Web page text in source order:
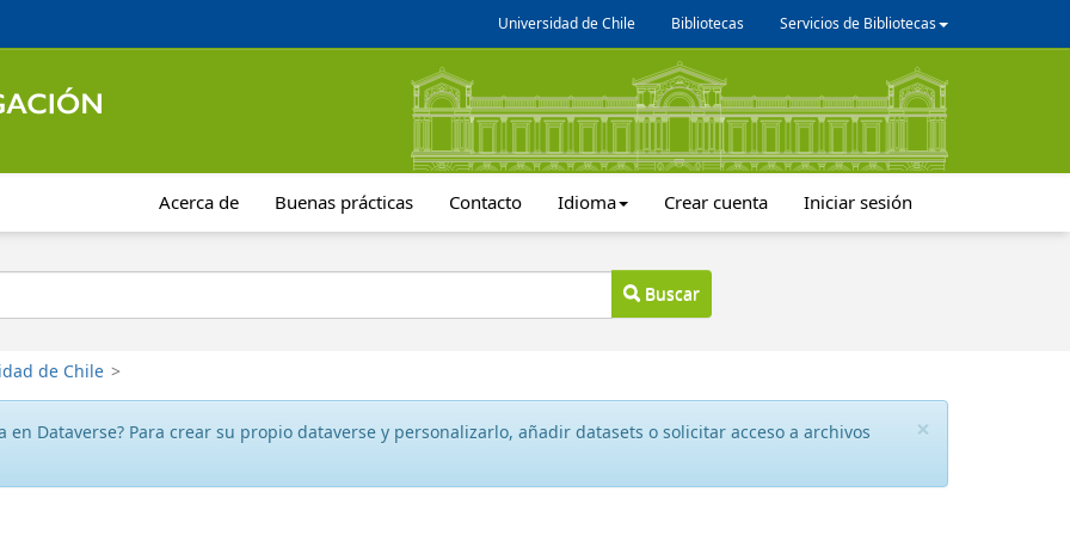
Universidad de Chile Bibliotecas Servicios de Bibliotecas
Acerca de Buenas prácticas Contacto Idioma Crear cuenta Iniciar sesión
Buscar
de Chile >
×
en Dataverse? Para crear su propio dataverse y personalizarlo, añadir datasets o solicitar acceso a archivos